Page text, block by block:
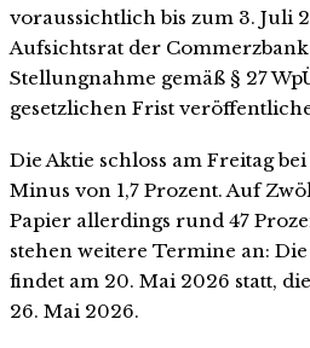
voraussichtlich bis zum 3. Juli
Aufsichtsrat der
Stellungnahme gemäß § 27
gesetzlichen Frist
Die Aktie schloss am Freitag
Minus von 1,7 Prozent. Auf
Papier allerdings rund 47
stehen weitere Termine an:
findet am 20. Mai 2026 statt,
26. Mai 2026.